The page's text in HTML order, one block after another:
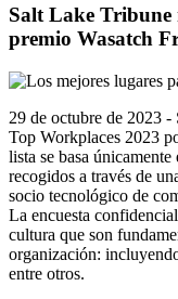
Salt Lake Tribune
premio Wasatch
29 de octubre de 2023 -
Top Workplaces 2023
lista se basa
recogidos a través de
socio tecnológico de
La encuesta
cultura que son
organización:
entre otros.